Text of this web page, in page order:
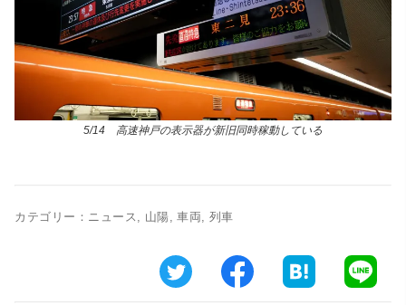
5/14 高速神戸の表示器が新旧同時稼動している
カテゴリー： ニュース , 山陽 , 車両, 列車